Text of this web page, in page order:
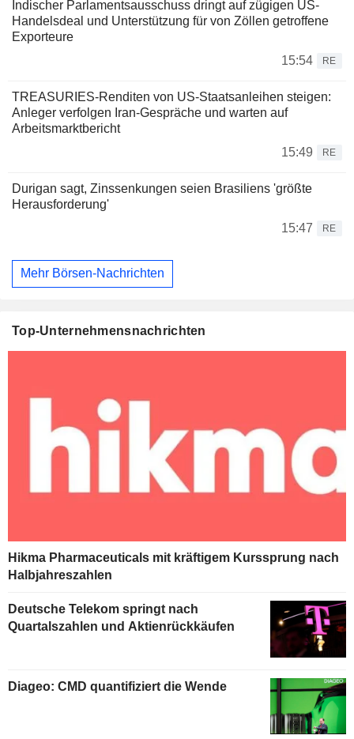
Indischer Parlamentsausschuss dringt auf zügigen US-
Handelsdeal und Unterstützung für von Zöllen getroffene
Exporteure
15:54
RE
TREASURIES-Renditen von US-Staatsanleihen steigen:
Anleger verfolgen Iran-Gespräche und warten auf
Arbeitsmarktbericht
15:49
RE
Durigan sagt, Zinssenkungen seien Brasiliens 'größte
Herausforderung'
15:47
RE
Mehr Börsen-Nachrichten
Top-Unternehmensnachrichten
Hikma Pharmaceuticals mit kräftigem Kurssprung nach
Halbjahreszahlen
Deutsche Telekom springt nach
Quartalszahlen und Aktienrückkäufen
Diageo: CMD quantifiziert die Wende